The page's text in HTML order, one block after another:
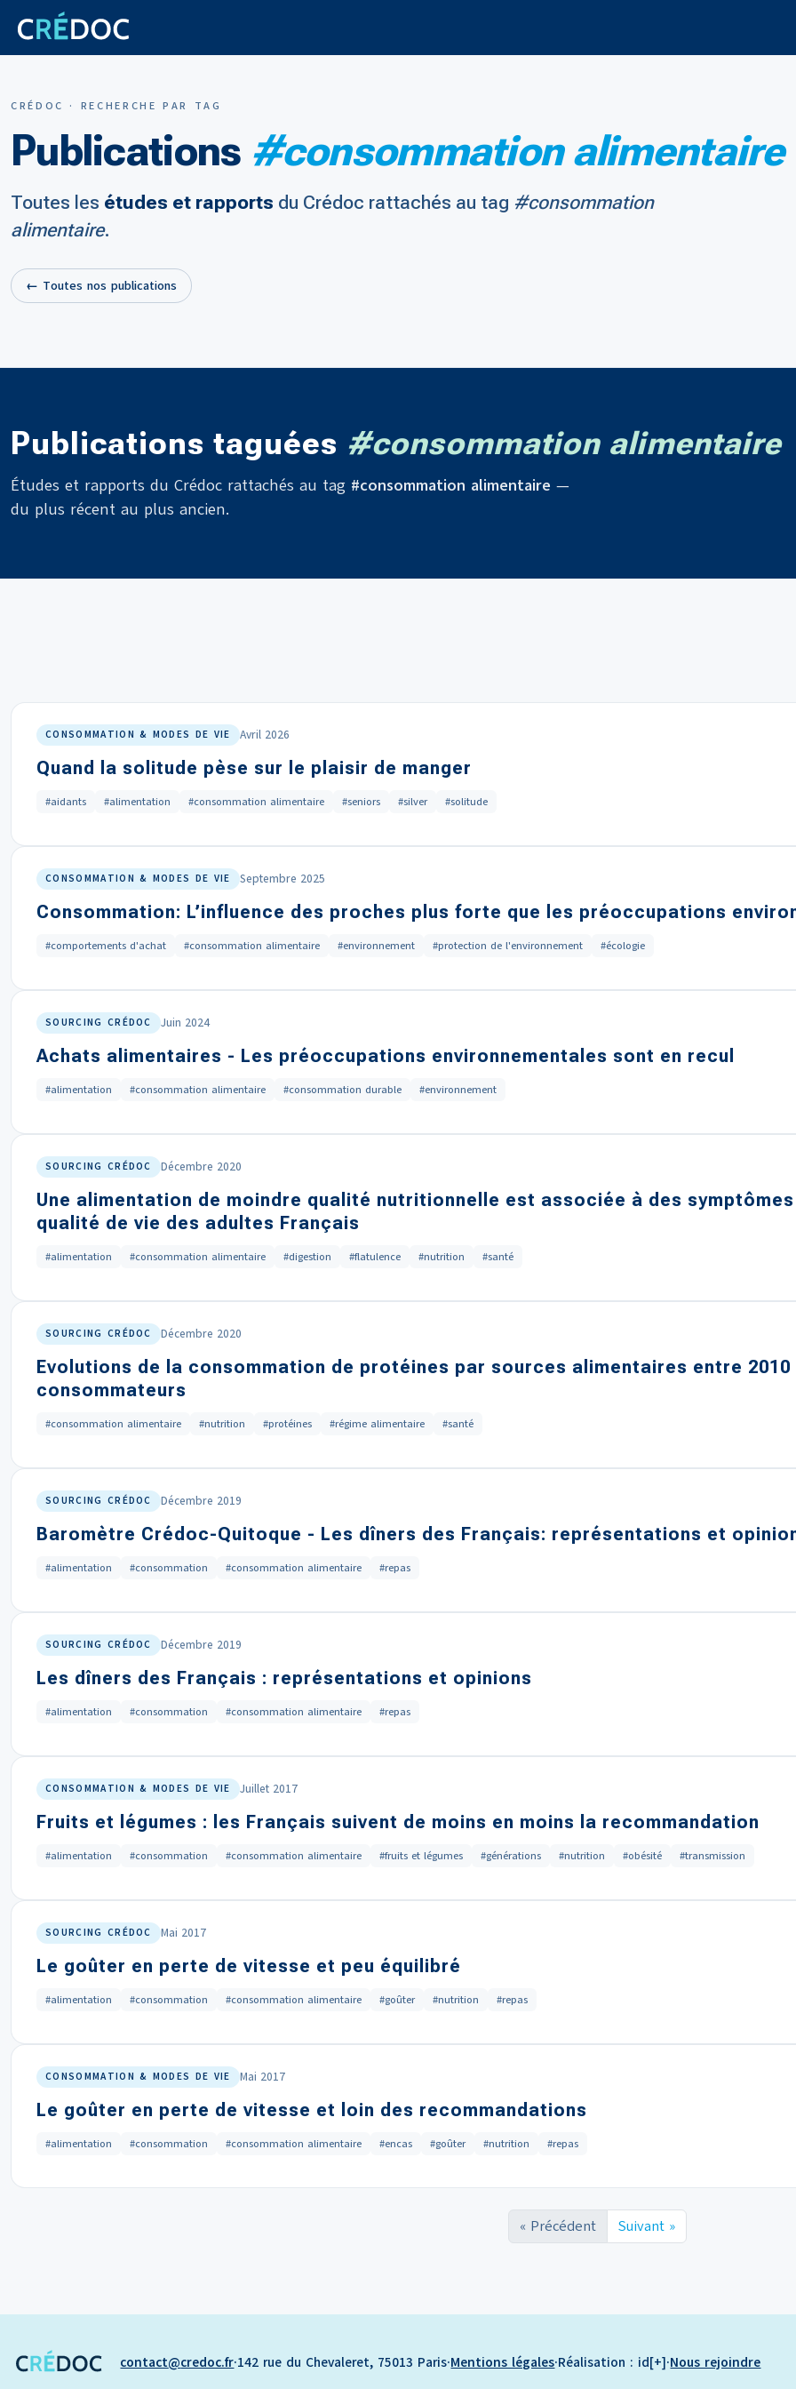
CRÉDOC · RECHERCHE PAR TAG
Publications #consommation alimentaire
Toutes les études et rapports du Crédoc rattachés au tag #consommation
alimentaire.
← Toutes nos publications
Publications taguées #consommation alimentaire
Études et rapports du Crédoc rattachés au tag #consommation alimentaire —
du plus récent au plus ancien.
CONSOMMATION & MODES DE VIE Avril 2026
Quand la solitude pèse sur le plaisir de manger
#aidants #alimentation #consommation alimentaire #seniors #silver #solitude
CONSOMMATION & MODES DE VIE Septembre 2025
Consommation: L’influence des proches plus forte que les préoccupations
#comportements d'achat #consommation alimentaire #environnement #protection de l'environnement #écologie
SOURCING CRÉDOC Juin 2024
Achats alimentaires - Les préoccupations environnementales sont en recul
#alimentation #consommation alimentaire #consommation durable #environnement
SOURCING CRÉDOC Décembre 2020
Une alimentation de moindre qualité nutritionnelle est associée à des
qualité de vie des adultes Français
#alimentation #consommation alimentaire #digestion #flatulence #nutrition #santé
SOURCING CRÉDOC Décembre 2020
Evolutions de la consommation de protéines par sources alimentaires entre
consommateurs
#consommation alimentaire #nutrition #protéines #régime alimentaire #santé
SOURCING CRÉDOC Décembre 2019
Baromètre Crédoc-Quitoque - Les dîners des Français: représentations et
#alimentation #consommation #consommation alimentaire #repas
SOURCING CRÉDOC Décembre 2019
Les dîners des Français : représentations et opinions
#alimentation #consommation #consommation alimentaire #repas
CONSOMMATION & MODES DE VIE Juillet 2017
Fruits et légumes : les Français suivent de moins en moins la recommandation
#alimentation #consommation #consommation alimentaire #fruits et légumes #générations #nutrition #obésité #transmission
SOURCING CRÉDOC Mai 2017
Le goûter en perte de vitesse et peu équilibré
#alimentation #consommation #consommation alimentaire #goûter #nutrition #repas
CONSOMMATION & MODES DE VIE Mai 2017
Le goûter en perte de vitesse et loin des recommandations
#alimentation #consommation #consommation alimentaire #encas #goûter #nutrition #repas
« Précédent Suivant »
contact credoc.fr·142 rue du Chevaleret, 75013 Paris·Mentions légales·Réalisation : id[+]·Nous rejoindre